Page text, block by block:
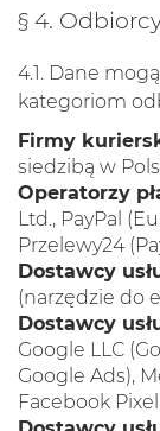
§ 4.
4.1. Dane
kategoriom
Firmy
siedzibą w
Operatorzy
Ltd., PayPal
Przelewy24
Dostawcy
(narzędzie do
Dostawcy
Google LLC
Google Ads),
Facebook